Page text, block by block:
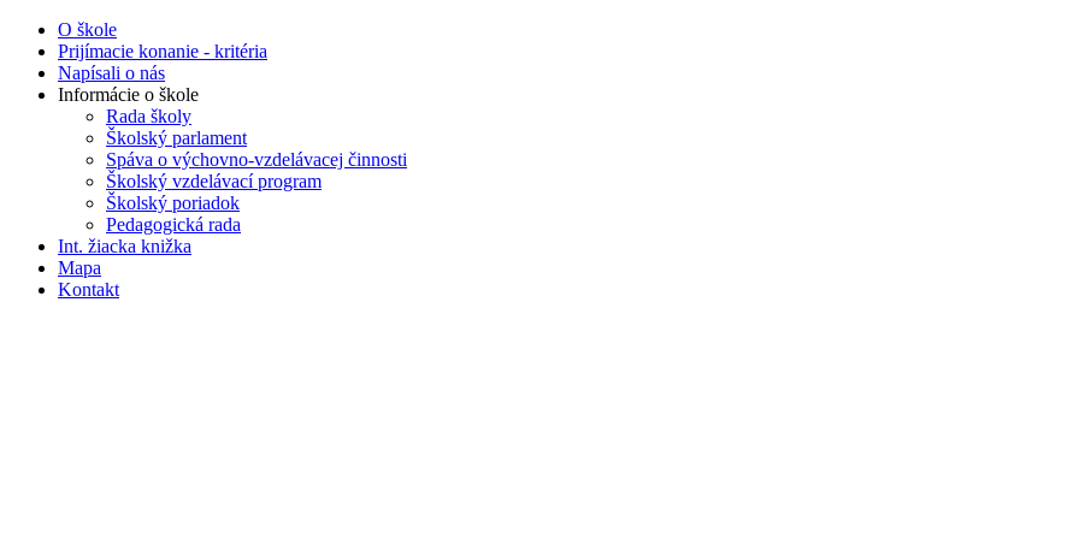
O škole
Prijímacie konanie - kritéria
Napísali o nás
Informácie o škole
Rada školy
Školský parlament
Spáva o výchovno-vzdelávacej činnosti
Školský vzdelávací program
Školský poriadok
Pedagogická rada
Int. žiacka knižka
Mapa
Kontakt